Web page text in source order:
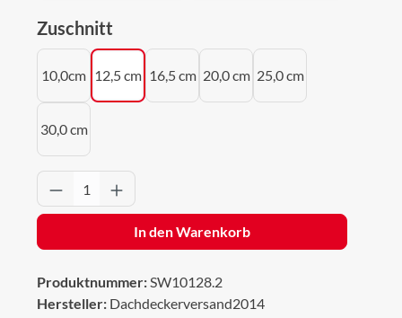
Zuschnitt
10,0cm 12,5 cm 16,5 cm 20,0 cm 25,0 cm
30,0 cm
Produkt Anzahl: Gib den gewünschten
In den Warenkorb
Produktnummer:SW10128.2
Hersteller: Dachdeckerversand2014